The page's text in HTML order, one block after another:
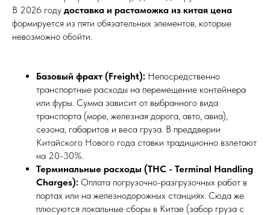
В 2026 году доставка и растаможка из китая цена
формируется из пяти обязательных элементов, которые
невозможно обойти.
Базовый фрахт (Freight): Непосредственно
транспортные расходы на перемещение контейнера
или фуры. Сумма зависит от выбранного вида
транспорта (море, железная дорога, авто, авиа),
сезона, габаритов и веса груза. В преддверии
Китайского Нового года ставки традиционно взлетают
на 20-30%.
Терминальные расходы (THC - Terminal Handling
Charges): Оплата погрузочно-разгрузочных работ в
портах или на железнодорожных станциях. Сюда же
плюсуются локальные сборы в Китае (забор груза с